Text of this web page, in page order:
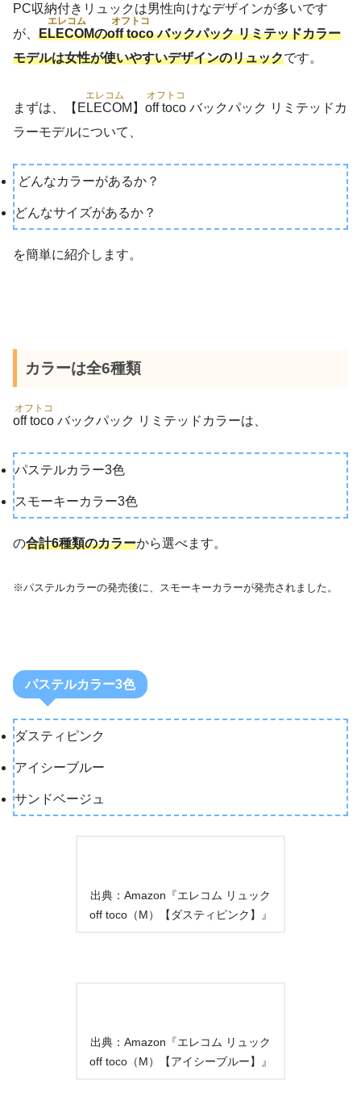
PC収納付きリュックは男性向けなデザインが多いです
が、 ELECOM
エレコム
のoff toco
オフトコ
バックパック リミテッドカラー
モデルは女性が使いやすいデザインのリュックです。
まずは、【 ELECOM
エレコム
】 off toco
オフトコ
バックパック リミテッドカ
ラーモデルについて、
どんなカラーがあるか？
どんなサイズがあるか？
を簡単に紹介します。
カラーは全6種類
off toco
オフトコ
バックパック リミテッドカラーは、
パステルカラー3色
スモーキーカラー3色
の合計6種類のカラーから選べます。
※パステルカラーの発売後に、スモーキーカラーが発売されました。
パステルカラー3色
ダスティピンク
アイシーブルー
サンドベージュ
出典：Amazon『エレコム リュック
off toco（M）【ダスティピンク】』
出典：Amazon『エレコム リュック
off toco（M）【アイシーブルー】』